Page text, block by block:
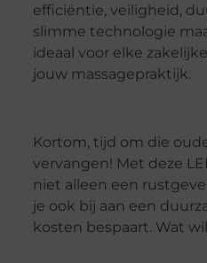
efficiëntie, veiligheid,
slimme technologie
ideaal voor elke
jouw massagepraktijk.
Kortom, tijd om die
vervangen! Met deze
niet alleen een
je ook bij aan een
kosten bespaart. Wat